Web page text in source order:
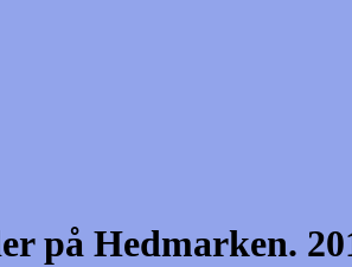
på Hedmarken.